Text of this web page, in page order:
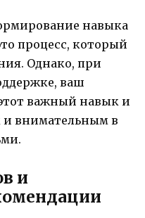
навыка
процесс, который
Однако, при
ваш
важный навык и
и внимательным в
и